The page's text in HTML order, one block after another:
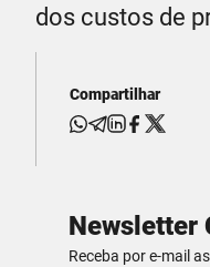
dos custos de
Compartilhar
Newsletter
Receba por e-mail